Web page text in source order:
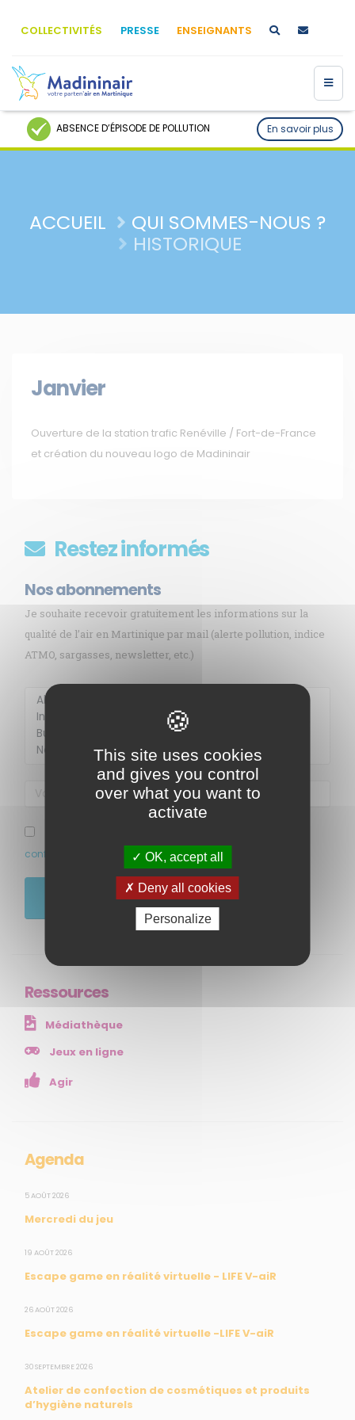
COLLECTIVITÉS PRESSE ENSEIGNANTS
ABSENCE D’ÉPISODE DE POLLUTION En savoir plus
ACCUEIL
QUI SOMMES-NOUS ?
HISTORIQUE
Janvier
Ouverture de la station trafic Renéville / Fort-de-France
et création du nouveau logo de Madininair
Restez informés
Nos abonnements
Je souhaite recevoir gratuitement les informations sur la
qualité de l’air en Martinique par mail (alerte pollution, indice
ATMO, sargasses, newsletter, etc.)
confidentialité de ce site
JE M'ABONNE
Ressources
Médiathèque
Jeux en ligne
Agir
Agenda
5 AOÛT 2026
Mercredi du jeu
19 AOÛT 2026
Escape game en réalité virtuelle - LIFE V-aiR
26 AOÛT 2026
Escape game en réalité virtuelle -LIFE V-aiR
30 SEPTEMBRE 2026
Atelier de confection de cosmétiques et produits
d’hygiène naturels
Membre de Agréé par
Accueil
Comprendre
Agir
Ressources et publications
NOS SERVICES
Presse
Mesures du réseau Sargasses
Open Data
CONTACT
Mail : info@madininair.fr
This site uses cookies
and gives you control
over what you want to
activate
OK, accept all
Deny all cookies
Personalize